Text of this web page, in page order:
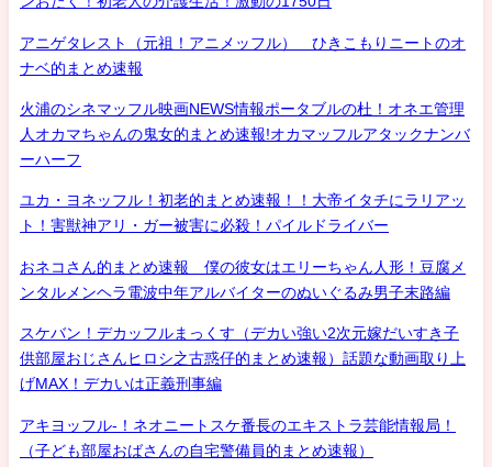
アニゲタレスト（元祖！アニメッフル） ひきこもりニートのオ
ナベ的まとめ速報
火浦のシネマッフル映画NEWS情報ポータブルの杜！オネエ管理
人オカマちゃんの鬼女的まとめ速報!オカマッフルアタックナンバ
ーハーフ
ユカ・ヨネッフル！初老的まとめ速報！！大帝イタチにラリアッ
ト！害獣神アリ・ガー被害に必殺！パイルドライバー
おネコさん的まとめ速報 僕の彼女はエリーちゃん人形！豆腐メ
ンタルメンヘラ電波中年アルバイターのぬいぐるみ男子末路編
スケバン！デカッフルまっくす（デカい強い2次元嫁だいすき子
供部屋おじさんヒロシ之古惑仔的まとめ速報）話題な動画取り上
げMAX！デカいは正義刑事編
アキヨッフル-！ネオニートスケ番長のエキストラ芸能情報局！
（子ども部屋おばさんの自宅警備員的まとめ速報）